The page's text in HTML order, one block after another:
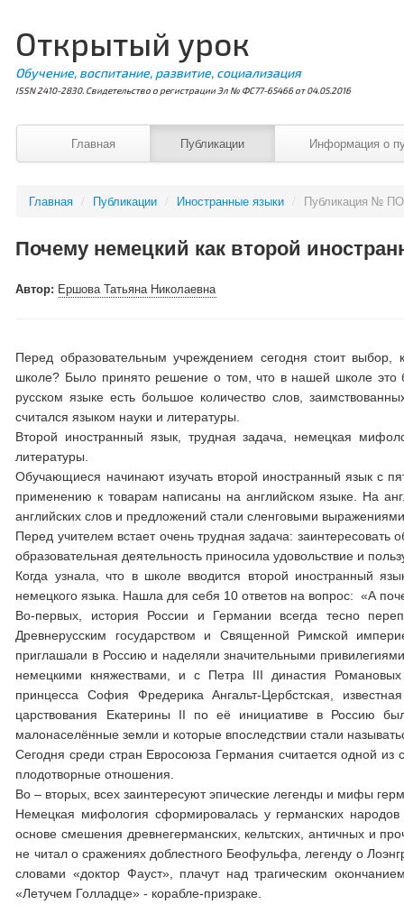
Открытый урок
Обучение, воспитание, развитие, социализация
ISSN 2410-2830. Свидетельство о регистрации Эл № ФС77-65466 от 04.05.2016
Главная Публикации Информация о
Главная / Публикации / Иностранные языки / Публикация №
Почему немецкий как второй
Автор: Ершова Татьяна Николаевна
Перед образовательным учреждением сегодня стоит
школе? Было принято решение о том, что в нашей школе это
русском языке есть большое количество слов,
считался языком науки и литературы.
Второй иностранный язык, трудная задача, немецкая
литературы.
Обучающиеся начинают изучать второй иностранный язык с
применению к товарам написаны на английском языке. На
английских слов и предложений стали сленговыми
Перед учителем встает очень трудная задача:
образовательная деятельность приносила удовольствие и
Когда узнала, что в школе вводится второй иностранный
немецкого языка. Нашла для себя 10 ответов на вопрос: «А
Во-первых, история России и Германии всегда тесно
Древнерусским государством и Священной Римской
приглашали в Россию и наделяли значительными
немецкими княжествами, и с Петра III династия
принцесса София Фредерика Ангальт-Цербстская,
царствования Екатерины II по её инициативе в Россию
малонаселённые земли и которые впоследствии стали
Сегодня среди стран Евросоюза Германия считается одной
плодотворные отношения.
Во – вторых, всех заинтересуют эпические легенды и мифы
Немецкая мифология сформировалась у германских
основе смешения древнегерманских, кельтских, античных и
не читал о сражениях доблестного Беофульфа, легенду о
словами «доктор Фауст», плачут над трагическим
«Летучем Голладце» - корабле-призраке.